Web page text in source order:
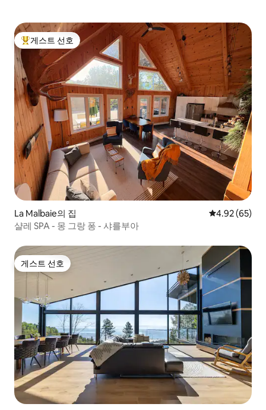
상위 게스트 선호
게스트 선호
La Malbaie의 집 평점 4.92점(5
4.92 (65)
샬레 SPA - 몽 그랑 퐁 - 샤를부아
게스트 선호
게스트 선호